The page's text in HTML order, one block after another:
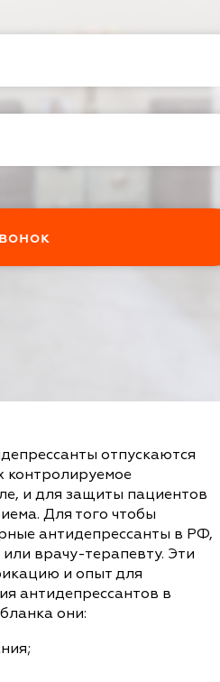
отпускаются
контролируемое
и для защиты пациентов
Для того чтобы
антидепрессанты в РФ,
врачу-терапевту. Эти
и опыт для
антидепрессантов в
они: